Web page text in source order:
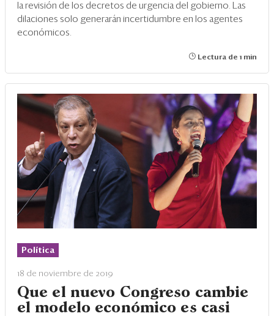
la revisión de los decretos de urgencia del gobierno. Las
dilaciones solo generarán incertidumbre en los agentes
económicos.
Lectura de 1 min
Política
18 de noviembre de 2019
Que el nuevo Congreso cambie
el modelo económico es casi